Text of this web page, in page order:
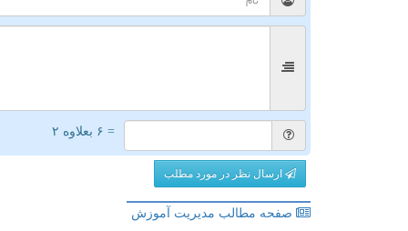
= ۶ بعلاوه ۲
ارسال نظر در مورد مطلب
صفحه مطالب مدیریت آموزش